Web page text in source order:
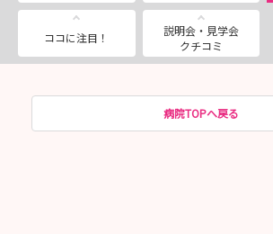
ココに注目！
説明会・見学会
クチコミ
病院TOPへ戻る